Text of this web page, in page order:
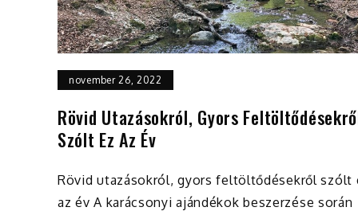
november 26, 2022
Rövid Utazásokról, Gyors
Szólt Ez Az Év
Rövid utazásokról, gyors feltöltődésekről szólt
az év A karácsonyi ajándékok beszerzése során